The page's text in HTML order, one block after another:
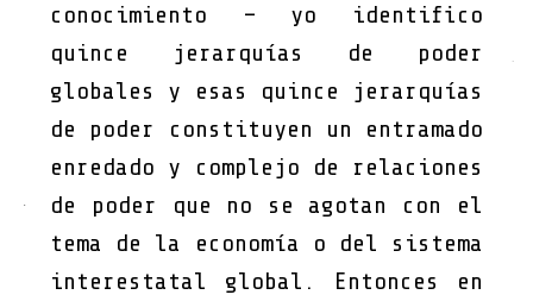
conocimiento – yo identifico
quince jerarquías de poder
globales y esas quince jerarquías
de poder constituyen un entramado
enredado y complejo de relaciones
de poder que no se agotan con el
tema de la economía o del sistema
interestatal global. Entonces en